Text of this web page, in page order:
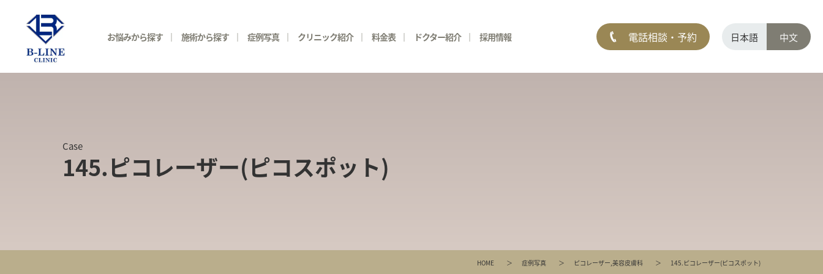
お悩みから探す 施術から探す 症例写真 クリニック紹介 料金表 ドクター紹介 採用情報 電話相談・予約 日本語 中文
Case
145.ピコレーザー(ピコスポット)
HOME 症例写真 ピコレーザー 美容皮膚科 145.ピコレーザー(ピコスポット)